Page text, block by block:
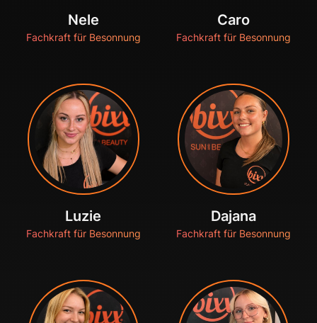
Nele
Fachkraft für Besonnung
Caro
Fachkraft für Besonnung
Luzie
Fachkraft für Besonnung
Dajana
Fachkraft für Besonnung